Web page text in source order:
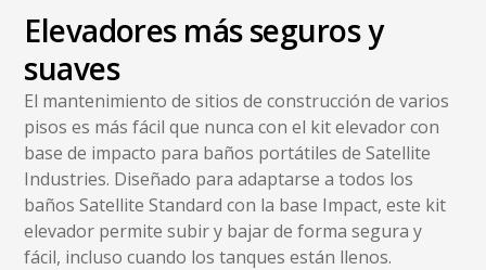
Elevadores más seguros y
suaves
El mantenimiento de sitios de construcción de varios
pisos es más fácil que nunca con el kit elevador con
base de impacto para baños portátiles de Satellite
Industries. Diseñado para adaptarse a todos los
baños Satellite Standard con la base Impact, este kit
elevador permite subir y bajar de forma segura y
fácil, incluso cuando los tanques están llenos.